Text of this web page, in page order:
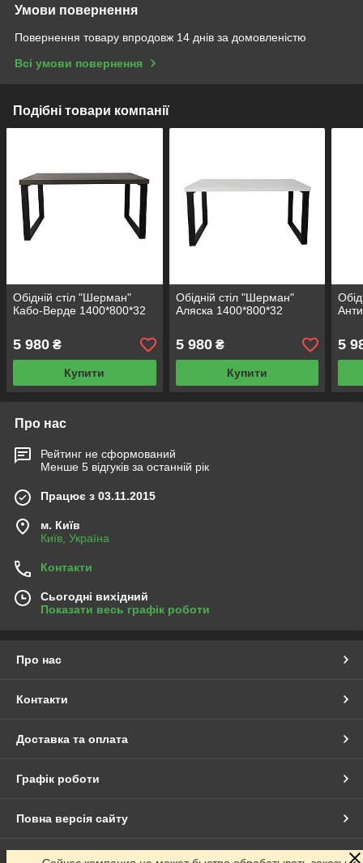
Умови повернення
Повернення товару впродовж 14 днів за домовленістю
Всі умови повернення
Подібні товари компанії
Обідній стіл "Шерман"
Кабо-Верде 1400*800*32
5 980 ₴
Купити
Обідній стіл "Шерман"
Аляска 1400*800*32
5 980₴
Купити
5
Про нас
Рейтинг не сформований
Менше 5 відгуків за останній рік
Працює з 03.11.2015
м. Київ
Київ, Україна
Контакти
Сьогодні вихідний
Показати весь графік роботи
Про нас
Контакти
Доставка та оплата
Графік роботи
Повна версія сайту
Сайт створено на маркетплейсі Prom.ua